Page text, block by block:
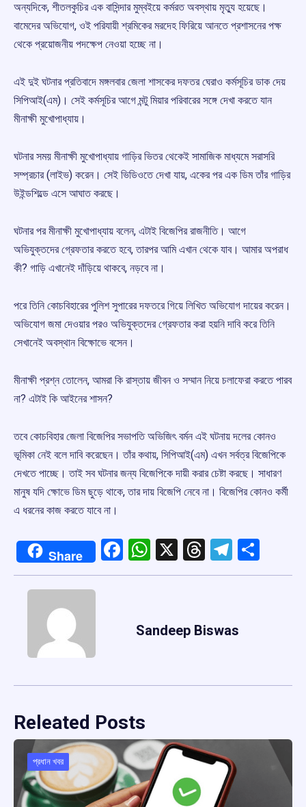
অন্যদিকে, শীতলকুচির এক বাসিন্দার মুম্বইয়ে কর্মরত অবস্থায় মৃত্যু হয়েছে।
বামেদের অভিযোগ, ওই পরিযায়ী শ্রমিকের মরদেহ ফিরিয়ে আনতে প্রশাসনের পক্ষ
থেকে প্রয়োজনীয় পদক্ষেপ নেওয়া হচ্ছে না।
এই দুই ঘটনার প্রতিবাদে মঙ্গলবার জেলা শাসকের দফতর ঘেরাও কর্মসূচির ডাক দেয়
সিপিআই(এম)। সেই কর্মসূচির আগে মন্টু মিয়ার পরিবারের সঙ্গে দেখা করতে যান
মীনাক্ষী মুখোপাধ্যায়।
ঘটনার সময় মীনাক্ষী মুখোপাধ্যায় গাড়ির ভিতর থেকেই সামাজিক মাধ্যমে সরাসরি
সম্প্রচার (লাইভ) করেন। সেই ভিডিওতে দেখা যায়, একের পর এক ডিম তাঁর গাড়ির
উইন্ডশিল্ডে এসে আঘাত করছে।
ঘটনার পর মীনাক্ষী মুখোপাধ্যায় বলেন, এটাই বিজেপির রাজনীতি। আগে
অভিযুক্তদের গ্রেফতার করতে হবে, তারপর আমি এখান থেকে যাব। আমার অপরাধ
কী? গাড়ি এখানেই দাঁড়িয়ে থাকবে, নড়বে না।
পরে তিনি কোচবিহারের পুলিশ সুপারের দফতরে গিয়ে লিখিত অভিযোগ দায়ের করেন।
অভিযোগ জমা দেওয়ার পরও অভিযুক্তদের গ্রেফতার করা হয়নি দাবি করে তিনি
সেখানেই অবস্থান বিক্ষোভে বসেন।
মীনাক্ষী প্রশ্ন তোলেন, আমরা কি রাস্তায় জীবন ও সম্মান নিয়ে চলাফেরা করতে পারব
না? এটাই কি আইনের শাসন?
তবে কোচবিহার জেলা বিজেপির সভাপতি অভিজিৎ বর্মন এই ঘটনায় দলের কোনও
ভূমিকা নেই বলে দাবি করেছেন। তাঁর কথায়, সিপিআই(এম) এখন সর্বত্র বিজেপিকে
দেখতে পাচ্ছে। তাই সব ঘটনার জন্য বিজেপিকে দায়ী করার চেষ্টা করছে। সাধারণ
মানুষ যদি ক্ষোভে ডিম ছুড়ে থাকে, তার দায় বিজেপি নেবে না। বিজেপির কোনও কর্মী
এ ধরনের কাজ করতে যাবে না।
Share Facebook
WhatsApp
X Threads
Sandeep Biswas
Releated Posts
প্রধান খবর